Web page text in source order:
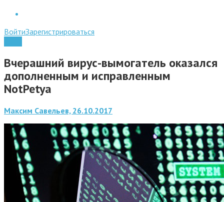
ВойтиЗарегистрироваться
Вчерашний вирус-вымогатель оказался
дополненным и исправленным
NotPetya
Максим Савельев, 26.10.2017